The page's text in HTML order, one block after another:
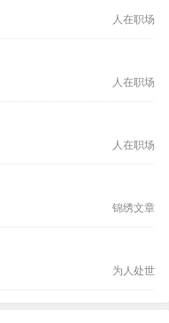
人在职场
人在职场
人在职场
锦绣文章
为人处世